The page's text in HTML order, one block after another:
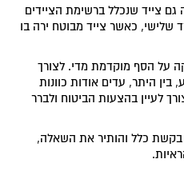
צייד שנכלל ברשימת הציידים
שלישי, כאשר צייד מבוטח ירה בו
על הסף מוקדמת מדי. לצורך
היתר, עדים אודות כוונות
לעיין בהצעות הביטוח ולברר
כלל והותיר את השאלה,